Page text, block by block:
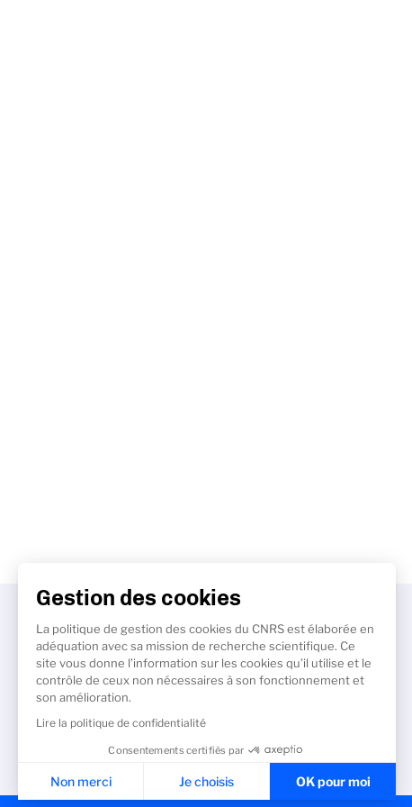
Gestion des cookies
La politique de gestion des cookies du CNRS est élaborée en
adéquation avec sa mission de recherche scientifique. Ce
site vous donne l’information sur les cookies qu’il utilise et le
contrôle de ceux non nécessaires à son fonctionnement et
son amélioration.
Lire la politique de confidentialité
Consentements certifiés par
Non merci Je choisis OK pour moi